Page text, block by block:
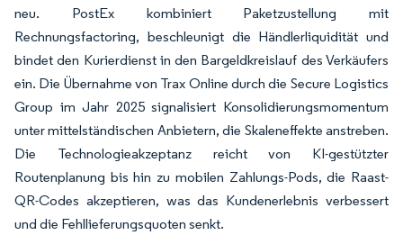
neu. PostEx kombiniert Paketzustellung mit
Rechnungsfactoring, beschleunigt die Händlerliquidität und
bindet den Kurierdienst in den Bargeldkreislauf des Verkäufers
ein. Die Übernahme von Trax Online durch die Secure Logistics
Group im Jahr 2025 signalisiert Konsolidierungsmomentum
unter mittelständischen Anbietern, die Skaleneffekte anstreben.
Die Technologieakzeptanz reicht von KI-gestützter
Routenplanung bis hin zu mobilen Zahlungs-Pods, die Raast-
QR-Codes akzeptieren, was das Kundenerlebnis verbessert
und die Fehllieferungsquoten senkt.